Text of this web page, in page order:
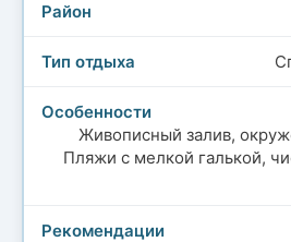
Живописный залив,
Пляжи с мелкой галькой,